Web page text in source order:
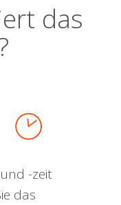
das
-zeit
das